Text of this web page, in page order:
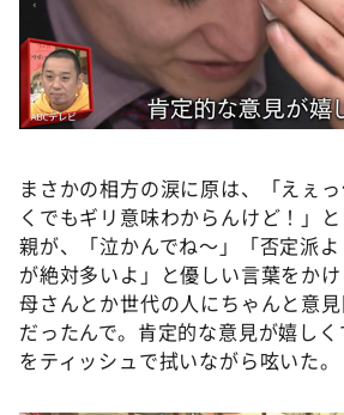
まさかの相方の涙に原は、「えぇ
くでもギリ意味わからんけど！」
親が、「泣かんでね～」「否定派
が絶対多いよ」と優しい言葉をか
母さんとか世代の人にちゃんと意
だったんで。肯定的な意見が嬉し
をティッシュで拭いながら呟いた。